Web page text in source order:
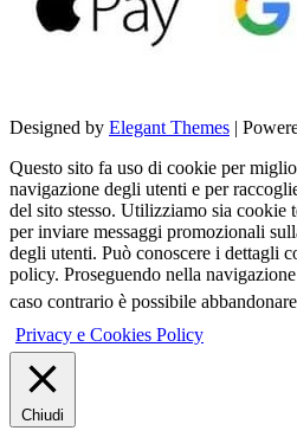
Designed by Elegant Themes |
Questo sito fa uso di cookie per
navigazione degli utenti e per
del sito stesso. Utilizziamo sia cookie
per inviare messaggi promozionali
degli utenti. Può conoscere i dettagli
policy. Proseguendo nella
caso contrario è possibile
Privacy e Cookies Policy
Chiudi